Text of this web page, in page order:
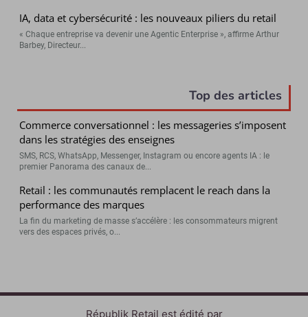
IA, data et cybersécurité : les nouveaux piliers du retail
« Chaque entreprise va devenir une Agentic Enterprise », affirme Arthur
Barbey, Directeur...
Top des articles
Commerce conversationnel : les messageries s’imposent
dans les stratégies des enseignes
SMS, RCS, WhatsApp, Messenger, Instagram ou encore agents IA : le
premier Panorama des canaux de...
Retail : les communautés remplacent le reach dans la
performance des marques
La fin du marketing de masse s’accélère : les consommateurs migrent
vers des espaces privés, o...
Républik Retail est édité par